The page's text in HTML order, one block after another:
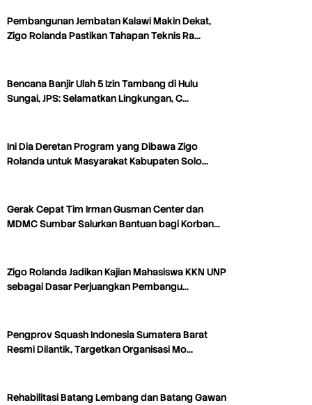
Pembangunan Jembatan Kalawi Makin Dekat,
Zigo Rolanda Pastikan Tahapan Teknis Ra…
Bencana Banjir Ulah 5 Izin Tambang di Hulu
Sungai, JPS: Selamatkan Lingkungan, C…
Ini Dia Deretan Program yang Dibawa Zigo
Rolanda untuk Masyarakat Kabupaten Solo…
Gerak Cepat Tim Irman Gusman Center dan
MDMC Sumbar Salurkan Bantuan bagi Korban…
Zigo Rolanda Jadikan Kajian Mahasiswa KKN UNP
sebagai Dasar Perjuangkan Pembangu…
Pengprov Squash Indonesia Sumatera Barat
Resmi Dilantik, Targetkan Organisasi Mo…
Rehabilitasi Batang Lembang dan Batang Gawan